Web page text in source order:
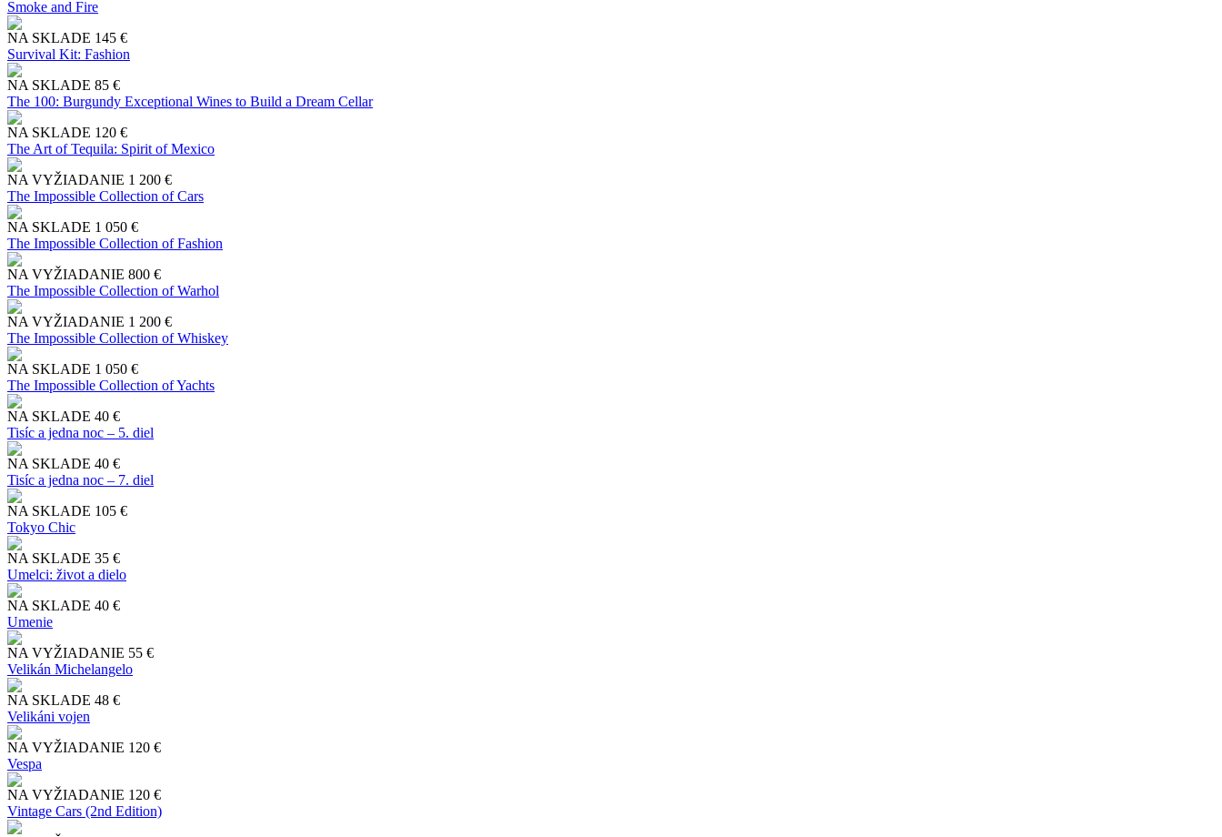
Smoke and Fire
NA SKLADE 145 €
Survival Kit: Fashion
NA SKLADE 85 €
The 100: Burgundy Exceptional Wines to Build a Dream Cellar
NA SKLADE 120 €
The Art of Tequila: Spirit of Mexico
NA VYŽIADANIE 1 200 €
The Impossible Collection of Cars
NA SKLADE 1 050 €
The Impossible Collection of Fashion
NA VYŽIADANIE 800 €
The Impossible Collection of Warhol
NA VYŽIADANIE 1 200 €
The Impossible Collection of Whiskey
NA SKLADE 1 050 €
The Impossible Collection of Yachts
NA SKLADE 40 €
Tisíc a jedna noc – 5. diel
NA SKLADE 40 €
Tisíc a jedna noc – 7. diel
NA SKLADE 105 €
Tokyo Chic
NA SKLADE 35 €
Umelci: život a dielo
NA SKLADE 40 €
Umenie
NA VYŽIADANIE 55 €
Velikán Michelangelo
NA SKLADE 48 €
Velikáni vojen
NA VYŽIADANIE 120 €
Vespa
NA VYŽIADANIE 120 €
Vintage Cars (2nd Edition)